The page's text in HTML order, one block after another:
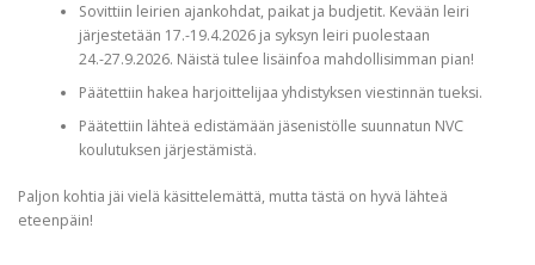
Sovittiin leirien ajankohdat, paikat ja budjetit. Kevään leiri
järjestetään 17.-19.4.2026 ja syksyn leiri puolestaan
24.-27.9.2026. Näistä tulee lisäinfoa mahdollisimman pian!
Päätettiin hakea harjoittelijaa yhdistyksen viestinnän tueksi.
Päätettiin lähteä edistämään jäsenistölle suunnatun NVC
koulutuksen järjestämistä.
Paljon kohtia jäi vielä käsittelemättä, mutta tästä on hyvä lähteä
eteenpäin!